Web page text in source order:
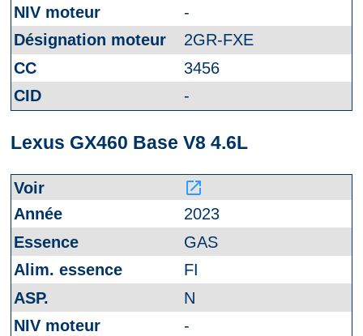
-
2GR-FXE
3456
-
Lexus GX460 Base V8 4.6L
launch
2023
GAS
FI
N
-